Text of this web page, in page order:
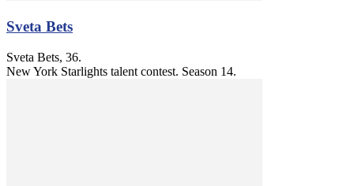
Sveta Bets
Sveta Bets, 36.
New York Starlights talent contest. Season 14.